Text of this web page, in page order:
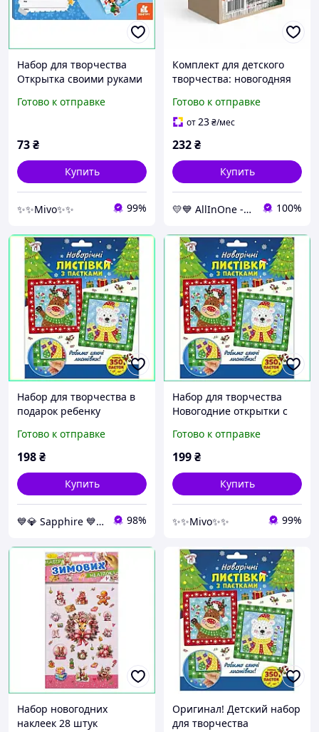
Набор для творчества
Открытка своими руками
клеем и бусинами
Готово к отправке
73₴
Купить
✨✨Mivo✨✨ 99%
Комплект для детского
творчества: новогодняя
НГ-003, 2 основы AllInOne
-market-without-queues-
Готово к отправке
от23₴/мес
232₴
Купить
💛💙 AllInOne - находи все необходимое в одном магазине! 100%
Набор для творчества в
подарок ребенку
пайетками для досуга
дома и в детском саду
Готово к отправке
198₴
Купить
💙💎 Sapphire 💙💎 98%
Набор для творчества
Новогодние открытки с
ребенку в сад и школу
для моторики
Готово к отправке
199₴
Купить
✨✨Mivo✨✨ 99%
Набор новогодних
наклеек 28 штук
Оригинал! Детский набор
для творчества